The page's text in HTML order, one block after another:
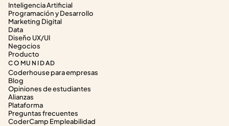
Inteligencia Artificial
Programación y Desarrollo
Marketing Digital
Data
Diseño UX/UI
Negocios
Producto
COMUNIDAD
Coderhouse para empresas
Blog
Opiniones de estudiantes
Alianzas
Plataforma
Preguntas frecuentes
CoderCamp Empleabilidad